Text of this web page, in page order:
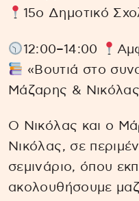
15ο Δημοτικό
12:00–14:00
«Βουτιά στο
Μάζαρης &
Ο Νικόλας και ο
Νικόλας, σε
σεμινάριο, όπου
ακολουθήσουμε